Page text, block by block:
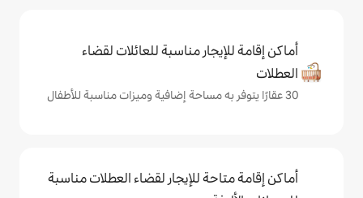
مناسبة للعائلات لقضاء
للإيجار لقضاء العطلات مناسبة